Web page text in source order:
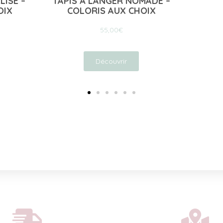
Découvrir